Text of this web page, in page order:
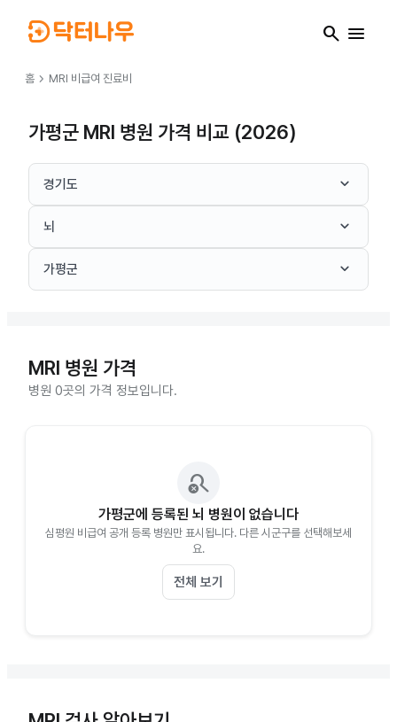
search menu
홈 chevron_right MRI 비급여 진료비
가평군 MRI 병원 가격 비교 (2026)
경기도 keyboard_arrow_down
뇌 keyboard_arrow_down
가평군 keyboard_arrow_down
MRI 병원 가격
병원 0곳의 가격 정보입니다.
search_off
가평군에 등록된 뇌 병원이 없습니다
심평원 비급여 공개 등록 병원만 표시됩니다. 다른 시군구를 선택해보세
요.
전체 보기